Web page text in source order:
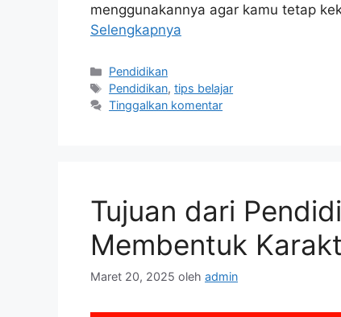
menggunakannya agar kamu tetap
Selengkapnya
Kategori
Pendidikan
Tag
Pendidikan,tips belajar
Tinggalkan komentar
Tujuan dari
Membentuk
Maret 20, 2025 oleh admin